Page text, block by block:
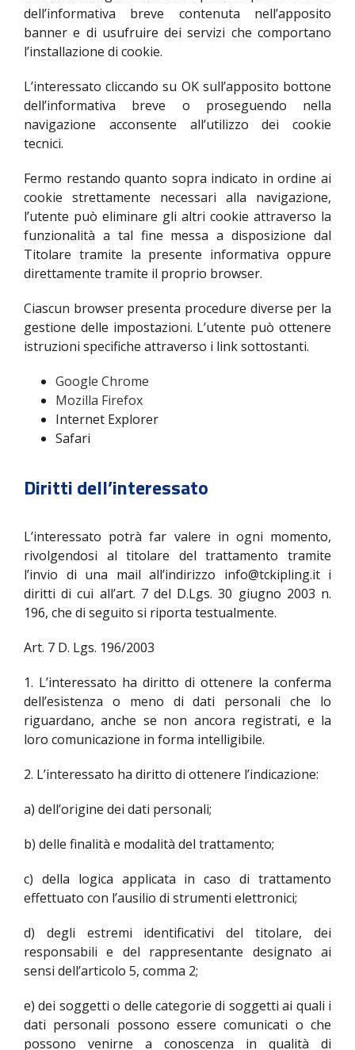
dell’informativa breve contenuta nell’apposito
banner e di usufruire dei servizi che comportano
l’installazione di cookie.
L’interessato cliccando su OK sull’apposito bottone
dell’informativa breve o proseguendo nella
navigazione acconsente all’utilizzo dei cookie
tecnici.
Fermo restando quanto sopra indicato in ordine ai
cookie strettamente necessari alla navigazione,
l’utente può eliminare gli altri cookie attraverso la
funzionalità a tal fine messa a disposizione dal
Titolare tramite la presente informativa oppure
direttamente tramite il proprio browser.
Ciascun browser presenta procedure diverse per la
gestione delle impostazioni. L’utente può ottenere
istruzioni specifiche attraverso i link sottostanti.
Google Chrome
Mozilla Firefox
Internet Explorer
Safari
Diritti dell’interessato
L’interessato potrà far valere in ogni momento,
rivolgendosi al titolare del trattamento tramite
l’invio di una mail all’indirizzo info@tckipling.it i
diritti di cui all’art. 7 del D.Lgs. 30 giugno 2003 n.
196, che di seguito si riporta testualmente.
Art. 7 D. Lgs. 196/2003
1. L’interessato ha diritto di ottenere la conferma
dell’esistenza o meno di dati personali che lo
riguardano, anche se non ancora registrati, e la
loro comunicazione in forma intelligibile.
2. L’interessato ha diritto di ottenere l’indicazione:
a) dell’origine dei dati personali;
b) delle finalità e modalità del trattamento;
c) della logica applicata in caso di trattamento
effettuato con l’ausilio di strumenti elettronici;
d) degli estremi identificativi del titolare, dei
responsabili e del rappresentante designato ai
sensi dell’articolo 5, comma 2;
e) dei soggetti o delle categorie di soggetti ai quali i
dati personali possono essere comunicati o che
possono venirne a conoscenza in qualità di